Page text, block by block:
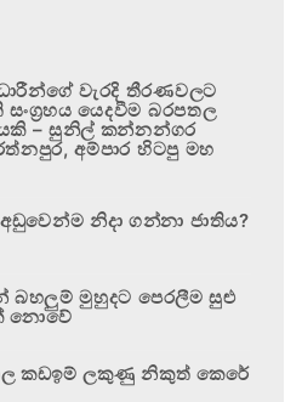
වැරදි තීරණවලට
යෙදවීම බරපතල
– සුනිල් කන්නන්ගර
අම්පාර හිටපු මහ
නිදා ගන්නා ජාතිය?
බහලුම් මුහුදට පෙරලීම සුළු
නොවේ
කඩඉම් ලකුණු නිකුත් කෙරේ